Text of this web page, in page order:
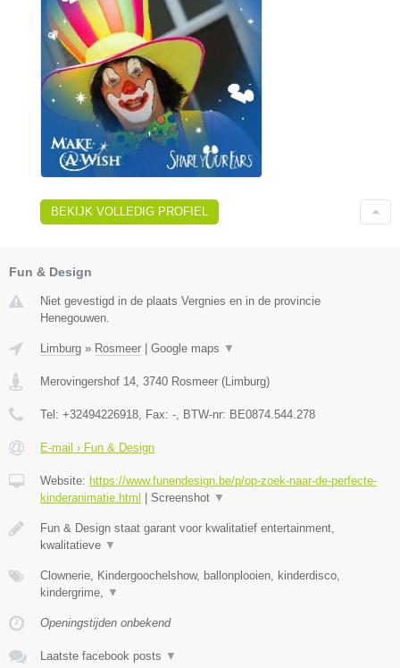
BEKIJK VOLLEDIG PROFIEL
Fun & Design
Niet gevestigd in de plaats Vergnies en in de provincie
Henegouwen.
Limburg » Rosmeer | Google maps ▼
Merovingershof 14 3740 Rosmeer (Limburg)
Tel: +32494226918 , Fax: - , BTW-nr: BE0874.544.278
E-mail › Fun & Design
Website: https://www.funendesign.be/p/op-zoek-naar-de-perfecte-
kinderanimatie.html | Screenshot ▼
Fun & Design staat garant voor kwalitatief entertainment,
kwalitatieve ▼
Clownerie, Kindergoochelshow, ballonplooien, kinderdisco,
kindergrime,
▼
Openingstijden onbekend
Laatste facebook posts ▼